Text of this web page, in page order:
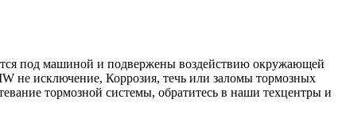
под машиной и подвержены воздействию окружающей
не исключение, Коррозия, течь или заломы тормозных
тормозной системы, обратитесь в наши техцентры и